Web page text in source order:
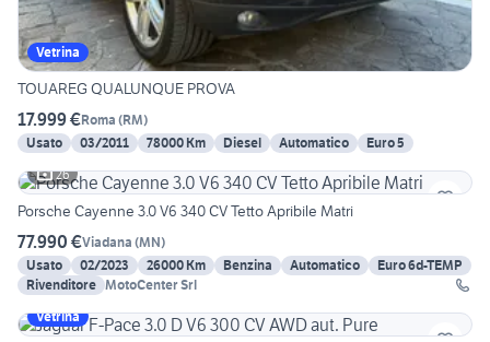
Vetrina
TOUAREG QUALUNQUE PROVA
17.999 €Roma (RM)
Usato
03/2011 78000 Km Diesel Automatico
Euro 5
26
Porsche Cayenne 3.0 V6 340 CV Tetto Apribile Matri
77.990 €Viadana (MN)
Usato
02/2023 26000 Km Benzina Automatico
Euro 6d-TEMP
Rivenditore MotoCenter Srl
Vetrina